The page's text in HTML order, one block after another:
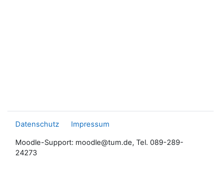
Datenschutz Impressum
Moodle-Support: moodle@tum.de, Tel. 089-289-
24273